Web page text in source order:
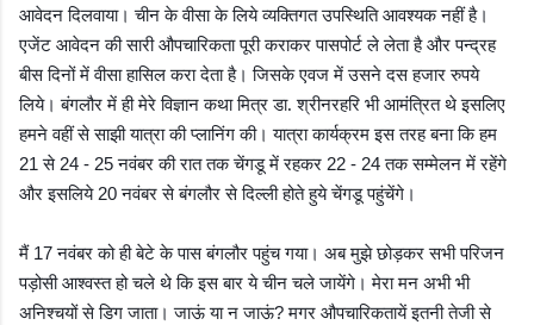
आवेदन दिलवाया। चीन के वीसा के लिये व्यक्तिगत उपस्थिति आवश्यक नहीं है।
एजेंट आवेदन की सारी औपचारिकता पूरी कराकर पासपोर्ट ले लेता है और पन्द्रह
बीस दिनों में वीसा हासिल करा देता है। जिसके एवज में उसने दस हजार रुपये
लिये। बंगलौर में ही मेरे विज्ञान कथा मित्र डा. श्रीनरहरि भी आमंत्रित थे इसलिए
हमने वहीं से साझी यात्रा की प्लानिंग की। यात्रा कार्यक्रम इस तरह बना कि हम
21से 24 - 25नवंबर की रात तक चेंगडू में रहकर 22 - 24तक सम्मेलन में रहेंगे
और इसलिये 20नवंबर से बंगलौर से दिल्ली होते हुये चेंगडू पहुंचेंगे।
मैं 17नवंबर को ही बेटे के पास बंगलौर पहुंच गया। अब मुझे छोड़कर सभी परिजन
पड़ोसी आश्वस्त हो चले थे कि इस बार ये चीन चले जायेंगे। मेरा मन अभी भी
अनिश्चयों से डिग जाता। जाऊं या न जाऊं?मगर औपचारिकतायें इतनी तेजी से